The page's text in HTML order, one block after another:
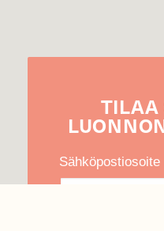
TILAA
Sähköpostiosoite